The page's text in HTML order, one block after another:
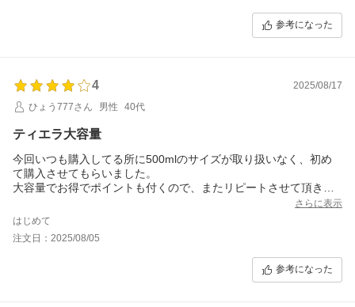
参考になった
4
2025/08/17
ひょう777さん
男性 40代
ティエラ大容量
今回いつも購入してる所に500mlのサイズが取り扱いなく、初め
て購入させてもらいました。
大容量でお得でポイントも付くので、またリピートさせて頂きま
発送まで少し日がかかるので、そこだけ気を付ければ問題無いで
さらに表示
はじめて
注文日：2025/08/05
参考になった